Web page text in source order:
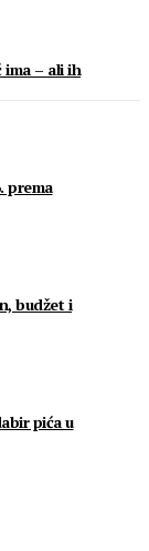
– ali ih
prema
budžet i
pića u